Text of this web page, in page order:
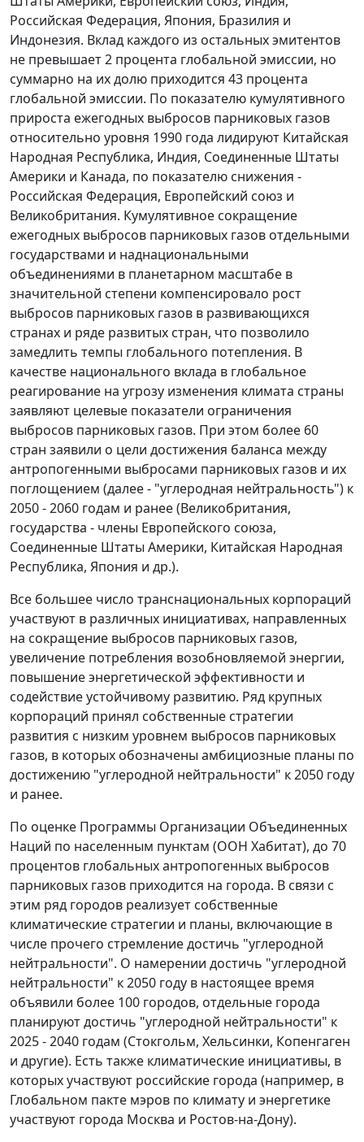
Российская Федерация, Япония, Бразилия и
Индонезия. Вклад каждого из остальных эмитентов
не превышает 2 процента глобальной эмиссии, но
суммарно на их долю приходится 43 процента
глобальной эмиссии. По показателю кумулятивного
прироста ежегодных выбросов парниковых газов
относительно уровня 1990 года лидируют Китайская
Народная Республика, Индия, Соединенные Штаты
Америки и Канада, по показателю снижения -
Российская Федерация, Европейский союз и
Великобритания. Кумулятивное сокращение
ежегодных выбросов парниковых газов отдельными
государствами и наднациональными
объединениями в планетарном масштабе в
значительной степени компенсировало рост
выбросов парниковых газов в развивающихся
странах и ряде развитых стран, что позволило
замедлить темпы глобального потепления. В
качестве национального вклада в глобальное
реагирование на угрозу изменения климата страны
заявляют целевые показатели ограничения
выбросов парниковых газов. При этом более 60
стран заявили о цели достижения баланса между
антропогенными выбросами парниковых газов и их
поглощением (далее - "углеродная нейтральность") к
2050 - 2060 годам и ранее (Великобритания,
государства - члены Европейского союза,
Соединенные Штаты Америки, Китайская Народная
Республика, Япония и др.).
Все большее число транснациональных корпораций
участвуют в различных инициативах, направленных
на сокращение выбросов парниковых газов,
увеличение потребления возобновляемой энергии,
повышение энергетической эффективности и
содействие устойчивому развитию. Ряд крупных
корпораций принял собственные стратегии
развития с низким уровнем выбросов парниковых
газов, в которых обозначены амбициозные планы по
достижению "углеродной нейтральности" к 2050 году
и ранее.
По оценке Программы Организации Объединенных
Наций по населенным пунктам (ООН Хабитат), до 70
процентов глобальных антропогенных выбросов
парниковых газов приходится на города. В связи с
этим ряд городов реализует собственные
климатические стратегии и планы, включающие в
числе прочего стремление достичь "углеродной
нейтральности". О намерении достичь "углеродной
нейтральности" к 2050 году в настоящее время
объявили более 100 городов, отдельные города
планируют достичь "углеродной нейтральности" к
2025 - 2040 годам (Стокгольм, Хельсинки, Копенгаген
и другие). Есть также климатические инициативы, в
которых участвуют российские города (например, в
Глобальном пакте мэров по климату и энергетике
участвуют города Москва и Ростов-на-Дону).